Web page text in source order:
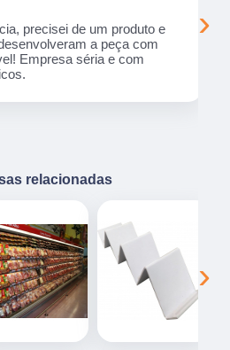
precisei de um produto e
a peça com
Empresa séria e com
›
relacionadas
›